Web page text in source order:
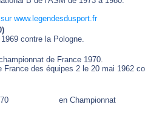
www.legendesdusport.fr
contre la Pologne.
de France 1970.
France des équipes 2 le 20 mai 1962
en Championnat